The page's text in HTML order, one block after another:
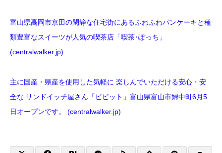
富山県高岡市京田の閑静な住宅街にあるふわふわパンケーキと種
類豊富なスイーツが人気の喫茶店「喫茶･ぽっち」
(centralwalker.jp)
主に国産・県産を使用した気軽に 楽しんでいただける安心・安
全な サンドイッチ屋さん「ビビット」富山県富山市婦中町6月5
日オープンです。 (centralwalker.jp)